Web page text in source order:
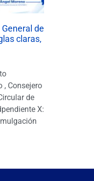
de
claras,
, Consejero
de
X: